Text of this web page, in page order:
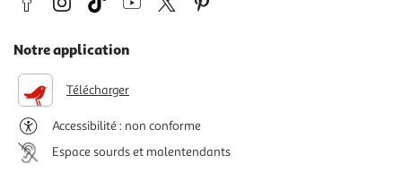
Notre application
Télécharger
Accessibilité : non conforme
Espace sourds et malentendants